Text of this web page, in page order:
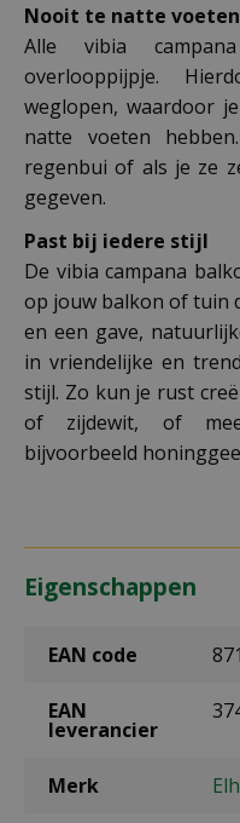
Nooit te natte voeten
Alle vibia
overlooppijpje.
weglopen, waardoor
natte voeten
regenbui of als je ze
gegeven.
Past bij iedere stijl
De vibia campana
op jouw balkon of tuin
en een gave,
in vriendelijke en
stijl. Zo kun je rust
of zijdewit, of
bijvoorbeeld
Eigenschappen
EAN code
EAN
leverancier
Merk